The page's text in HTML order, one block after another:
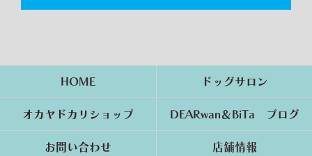
HOME ドッグサロン
オカヤドカリショップ DEARwan＆BiTa ブログ
お問い合わせ 店舗情報